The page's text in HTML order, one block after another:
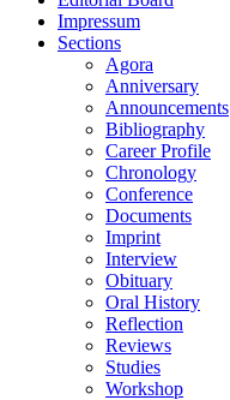
Impressum
Sections
Agora
Anniversary
Announcements
Bibliography
Career Profile
Chronology
Conference
Documents
Imprint
Interview
Obituary
Oral History
Reflection
Reviews
Studies
Workshop